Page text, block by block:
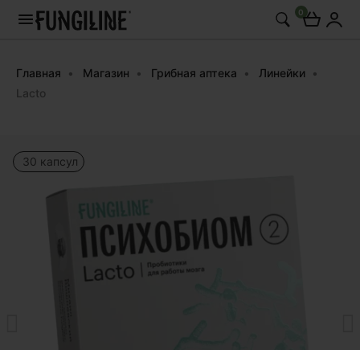
0
Главная Магазин Грибная аптека
Линейки
Lacto
30 капсул